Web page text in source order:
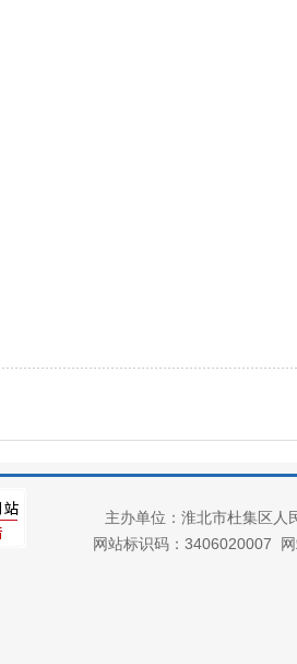
主办单位：淮北市杜集区
网站标识码：3406020007